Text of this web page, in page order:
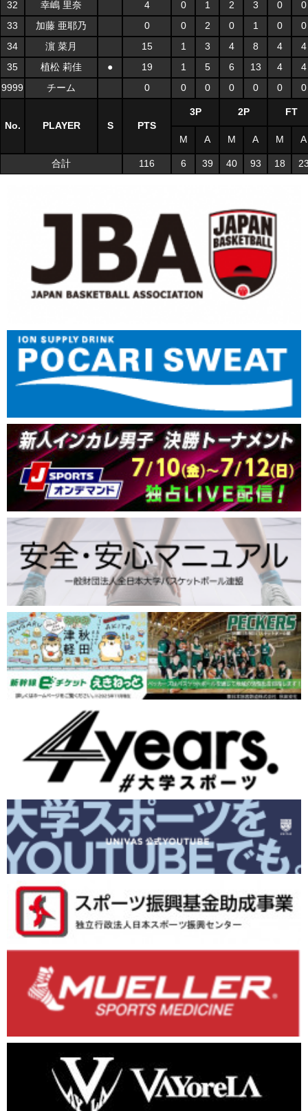
32 幸嶋 里奈 4 0 1 2 3 0
0
33
加藤 亜耶乃 0 0 2 0 1 0
0
34
濵 菜月 15 1 3 4 8 4
4
35
植松 莉佳 ● 19 1 5 6 13 4
4
9999
チーム 0 0 0 0 0 0 0
No. PLAYER S PTS
3P 2P FT
M A M A M A
合計 116 6 39 40 93 18